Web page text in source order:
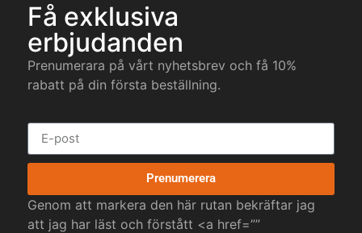
Få exklusiva
erbjudanden
Prenumerara på vårt nyhetsbrev och få 10%
rabatt på din första beställning.
Prenumerera
Genom att markera den här rutan bekräftar jag
att jag har läst och förstått <a href=””